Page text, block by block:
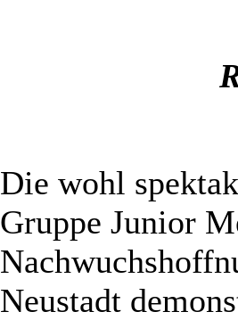
Die wohl
Gruppe Junior
Neustadt